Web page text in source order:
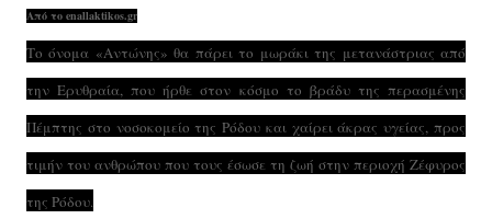
Από το enallaktikos.gr
Το όνομα «Αντώνης» θα πάρει το μωράκι της μετανάστριας από
την Ερυθραία, που ήρθε στον κόσμο το βράδυ της περασμένης
Πέμπτης στο νοσοκομείο της Ρόδου και χαίρει άκρας υγείας, προς
τιμήν του ανθρώπου που τους έσωσε τη ζωή στην περιοχή Ζέφυρος
της Ρόδου.